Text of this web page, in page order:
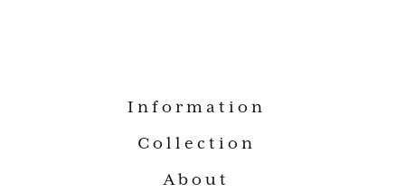
Information
Collection
About